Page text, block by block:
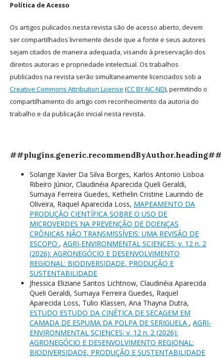
Política de Acesso
Os artigos pulicados nesta revista são de acesso aberto, devem
ser compartilhados livremente desde que a fonte e seus autores
sejam citados de maneira adequada, visando à preservação dos
direitos autorais e propriedade intelectual. Os trabalhos
publicados na revista serão simultaneamente licenciados sob a
Creative Commons Attribution License (CC BY-NC-ND), permitindo o
compartilhamento do artigo com reconhecimento da autoria do
trabalho e da publicação inicial nesta revista.
Solange Xavier Da Silva Borges, Karlos Antonio Lisboa
Ribeiro Júnior, Claudinéia Aparecida Queli Geraldi,
Sumaya Ferreira Guedes, Kethelin Cristine Laurindo de
Oliveira, Raquel Aparecida Loss, MAPEAMENTO DA
PRODUÇÃO CIENTÍFICA SOBRE O USO DE
MICROVERDES NA PREVENÇÃO DE DOENÇAS
CRÔNICAS NÃO TRANSMISSÍVEIS: UMA REVISÃO DE
ESCOPO , AGRI-ENVIRONMENTAL SCIENCES: v. 12 n. 2
(2026): AGRONEGÓCIO E DESENVOLVIMENTO
REGIONAL: BIODIVERSIDADE, PRODUÇÃO E
SUSTENTABILIDADE
Jhessica Eliziane Santos Lichtnow, Claudinéia Aparecida
Queli Geraldi, Sumaya Ferreira Guedes, Raquel
Aparecida Loss, Tulio Klassen, Ana Thayna Dutra,
ESTUDO ESTUDO DA CINÉTICA DE SECAGEM EM
CAMADA DE ESPUMA DA POLPA DE SERIGUELA , AGRI-
ENVIRONMENTAL SCIENCES: v. 12 n. 2 (2026):
AGRONEGÓCIO E DESENVOLVIMENTO REGIONAL:
BIODIVERSIDADE, PRODUÇÃO E SUSTENTABILIDADE